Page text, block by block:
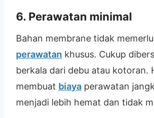
6. Perawatan minimal
Bahan membrane tidak
perawatan khusus. Cukup
berkala dari debu atau kotoran.
membuat biaya perawatan
menjadi lebih hemat dan tidak